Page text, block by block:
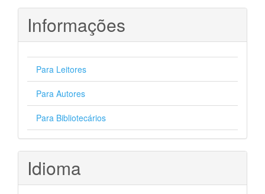
Informações
Para Leitores
Para Autores
Para Bibliotecários
Idioma